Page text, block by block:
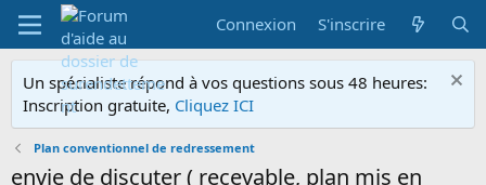
Connexion S'inscrire
Un spécialiste répond à vos questions sous 48 heures:
Inscription gratuite, Cliquez ICI
Plan conventionnel de redressement
envie de discuter ( recevable, plan mis en